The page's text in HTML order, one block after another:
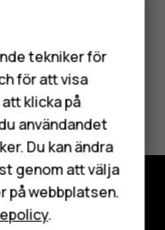
tekniker för
för att visa
klicka på
användandet
Du kan ändra
genom att välja
på webbplatsen.
.